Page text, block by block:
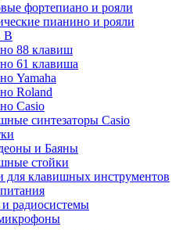
фортепиано и рояли
пианино и рояли
B
88 клавиш
61 клавиша
Yamaha
Roland
Casio
синтезаторы Casio
и Баяны
стойки
для клавишных инструментов
радиосистемы